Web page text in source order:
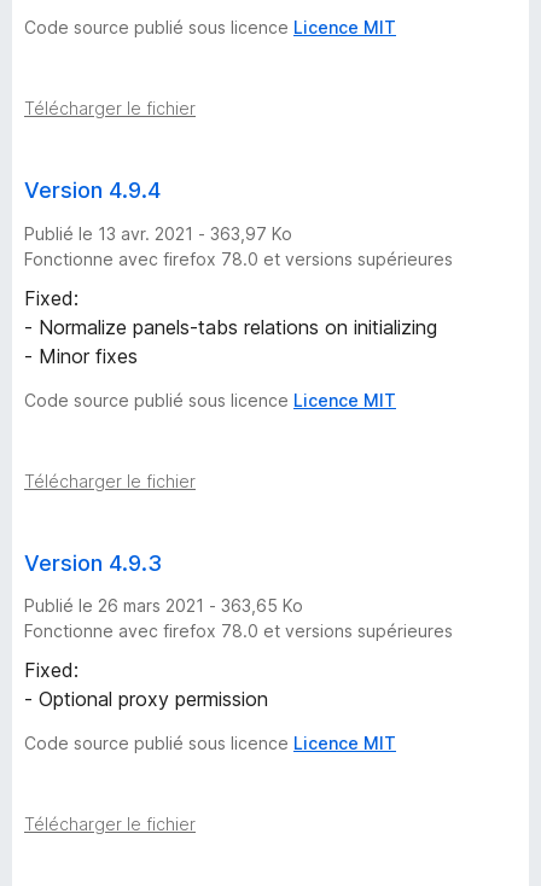
Code source publié sous licence Licence MIT
Télécharger le fichier
Version 4.9.4
Publié le 13 avr. 2021 - 363,97 Ko
Fonctionne avec firefox 78.0 et versions supérieures
Fixed:
- Normalize panels-tabs relations on initializing
- Minor fixes
Code source publié sous licence Licence MIT
Télécharger le fichier
Version 4.9.3
Publié le 26 mars 2021 - 363,65 Ko
Fonctionne avec firefox 78.0 et versions supérieures
Fixed:
- Optional proxy permission
Code source publié sous licence Licence MIT
Télécharger le fichier